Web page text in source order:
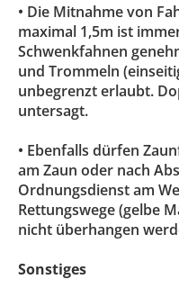
• Die Mitnahme von
maximal 1,5m ist
Schwenkfahnen
und Trommeln
unbegrenzt erlaubt.
untersagt.
• Ebenfalls dürfen
am Zaun oder nach
Ordnungsdienst am
Rettungswege (gelbe
nicht überhangen
Sonstiges